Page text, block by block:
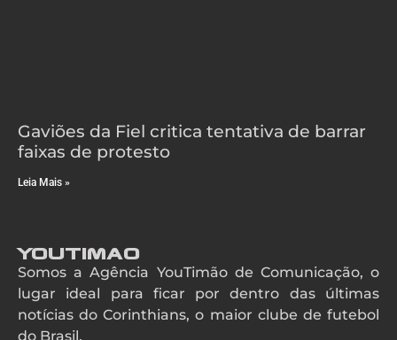
Gaviões da Fiel critica tentativa de barrar
faixas de protesto
Leia Mais »
YouTimao
Somos a Agência YouTimão de Comunicação, o
lugar ideal para ficar por dentro das últimas
notícias do Corinthians, o maior clube de futebol
do Brasil.